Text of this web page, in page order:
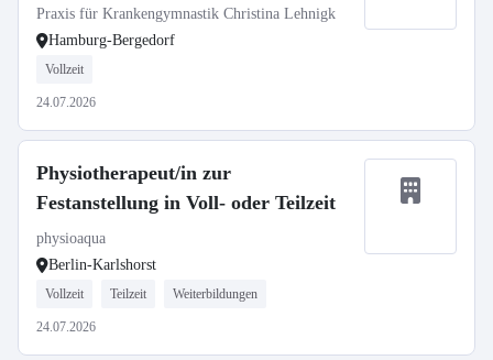
Praxis für Krankengymnastik Christina Lehnigk
Hamburg-Bergedorf
Vollzeit
24.07.2026
Physiotherapeut/in zur
Festanstellung in Voll- oder Teilzeit
physioaqua
Berlin-Karlshorst
Vollzeit Teilzeit Weiterbildungen
24.07.2026